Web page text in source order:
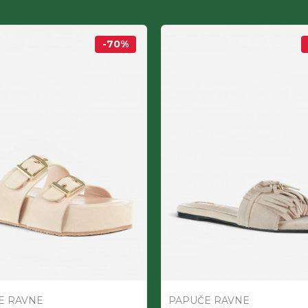
-70%
RAVNE PAPUČE RAVNE